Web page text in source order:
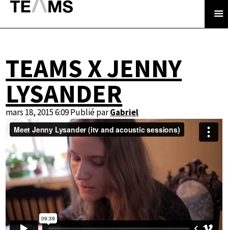
TEAMS X JENNY
LYSANDER
mars 18, 2015 6:09Publié parGabriel